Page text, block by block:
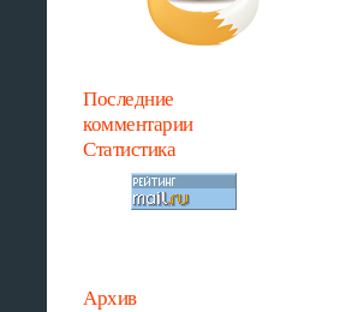
Последние
комментарии
Статистика
Архив